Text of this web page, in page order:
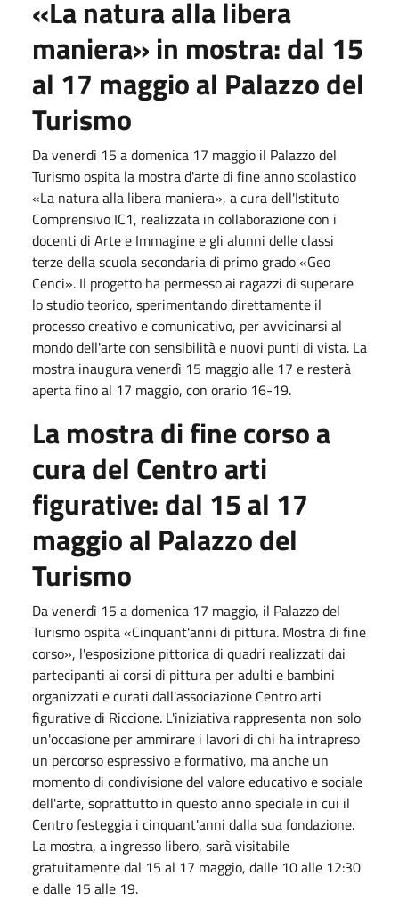
«La natura alla libera
maniera» in mostra: dal 15
al 17 maggioal Palazzo del
Turismo
Davenerdì 15 adomenica 17 maggio il Palazzo del
Turismo ospita la mostra d'arte di fine anno scolastico
«La natura alla libera maniera», a cura dell'Istituto
Comprensivo IC1, realizzata in collaborazione con i
docenti di Arte e Immagine e gli alunni delle classi
terze della scuola secondaria di primo grado «Geo
Cenci». Il progetto ha permesso ai ragazzi di superare
lo studio teorico, sperimentando direttamente il
processo creativo e comunicativo, per avvicinarsi al
mondo dell'arte con sensibilità e nuovi punti di vista. La
mostra inauguravenerdì 15 maggioalle 17 e resterà
aperta fino al 17 maggio, con orario 16-19.
La mostra di fine corso a
cura del Centro arti
figurative: dal 15al 17
maggioal Palazzo del
Turismo
Davenerdì 15 adomenica 17 maggio, il Palazzo del
Turismo ospita «Cinquant'anni di pittura. Mostra di fine
corso», l'esposizione pittorica di quadri realizzati dai
partecipanti ai corsi di pittura per adulti e bambini
organizzati e curati dall'associazione Centro arti
figurative di Riccione. L'iniziativa rappresenta non solo
un'occasione per ammirare i lavori di chi ha intrapreso
un percorso espressivo e formativo, ma anche un
momento di condivisione del valore educativo e sociale
dell'arte, soprattutto in questo anno speciale in cui il
Centro festeggia i cinquant'anni dalla sua fondazione.
La mostra, a ingresso libero, sarà visitabile
gratuitamente dal 15 al 17 maggio, dalle 10alle 12:30
e dalle 15 alle 19.